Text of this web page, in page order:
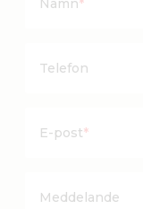
Namn*
Telefon
E-post*
Meddelande